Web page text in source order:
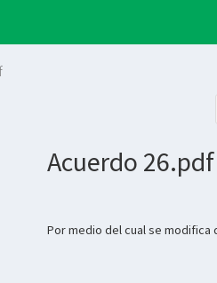
Acuerdo 26.pdf
Por medio del cual se modifica